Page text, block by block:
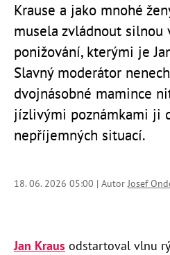
Krause a jako mnohé
musela zvládnout silnou
ponižování, kterými je
Slavný moderátor
dvojnásobné mamince
jízlivými poznámkami ji
nepříjemných situací.
18. 06. 2026 05:00 | AutorJosef
Jan Kraus odstartoval vlnu